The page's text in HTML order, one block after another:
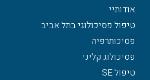
אודותיי
טיפול פסיכולוגי בתל אביב
פסיכותרפיה
פסיכולוג קליני
טיפול SE